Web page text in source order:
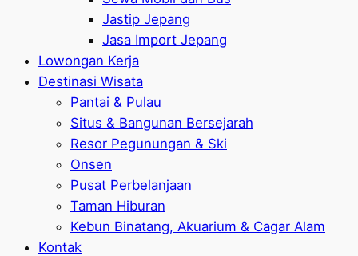
Jastip Jepang
Jasa Import Jepang
Lowongan Kerja
Destinasi Wisata
Pantai & Pulau
Situs & Bangunan Bersejarah
Resor Pegunungan & Ski
Onsen
Pusat Perbelanjaan
Taman Hiburan
Kebun Binatang, Akuarium & Cagar Alam
Kontak